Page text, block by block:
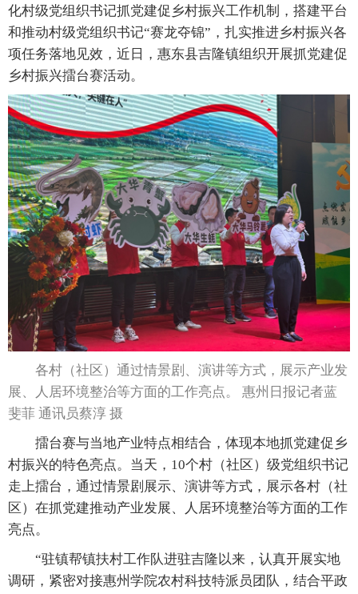
化村级党组织书记抓党建促乡村振兴工作机制，搭建平台
和推动村级党组织书记“赛龙夺锦”，扎实推进乡村振兴各
项任务落地见效，近日，惠东县吉隆镇组织开展抓党建促
乡村振兴擂台赛活动。
各村（社区）通过情景剧、演讲等方式，展示产业发
展、人居环境整治等方面的工作亮点。 惠州日报记者蓝
斐菲 通讯员蔡淳 摄
擂台赛与当地产业特点相结合，体现本地抓党建促乡
村振兴的特色亮点。当天，10个村（社区）级党组织书记
走上擂台，通过情景剧展示、演讲等方式，展示各村（社
区）在抓党建推动产业发展、人居环境整治等方面的工作
亮点。
“驻镇帮镇扶村工作队进驻吉隆以来，认真开展实地
调研，紧密对接惠州学院农村科技特派员团队，结合平政